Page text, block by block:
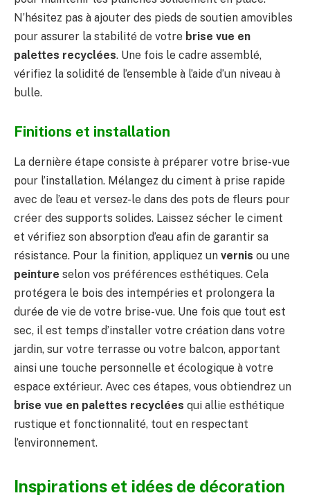
N’hésitez pas à ajouter des pieds de soutien amovibles
pour assurer la stabilité de votre brise vue en
palettes recyclées. Une fois le cadre assemblé,
vérifiez la solidité de l’ensemble à l’aide d’un niveau à
bulle.
Finitions et installation
La dernière étape consiste à préparer votre brise-vue
pour l’installation. Mélangez du ciment à prise rapide
avec de l’eau et versez-le dans des pots de fleurs pour
créer des supports solides. Laissez sécher le ciment
et vérifiez son absorption d’eau afin de garantir sa
résistance. Pour la finition, appliquez un vernis ou une
peinture selon vos préférences esthétiques. Cela
protégera le bois des intempéries et prolongera la
durée de vie de votre brise-vue. Une fois que tout est
sec, il est temps d’installer votre création dans votre
jardin, sur votre terrasse ou votre balcon, apportant
ainsi une touche personnelle et écologique à votre
espace extérieur. Avec ces étapes, vous obtiendrez un
brise vue en palettes recyclées qui allie esthétique
rustique et fonctionnalité, tout en respectant
l’environnement.
Inspirations et idées de décoration